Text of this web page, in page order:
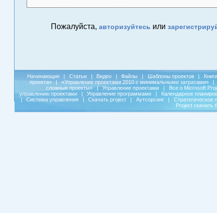
Пожалуйста, авторизуйтесь или
Начинающие | Статьи | Видео | Файлы | Шаблоны проектов |
Книги
проекта»
| «Управление проектами 2010 с минимальными затратами»
|
сложные проекты»
| Управление проектами |
Все о Microsoft
управлению проектами
| Управление программами |
Календарное
|
Система управления | Скачать project | Аутсорсинг |
Стратегическое
Project скачать